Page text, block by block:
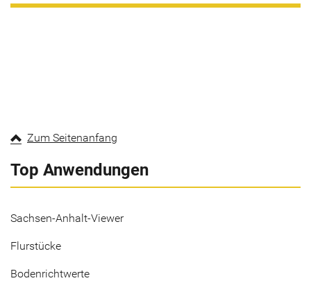
Zum Seitenanfang
Top Anwendungen
Sachsen-Anhalt-Viewer
Flurstücke
Bodenrichtwerte